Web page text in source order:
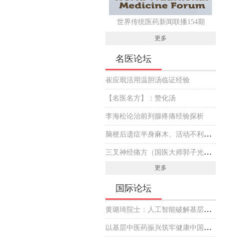
世界传统医药新闻联播154期
更多
名医论坛
崔应珉活用温胆汤临证经验
【名医名方】：赞化汤
李海松论治前列腺疼痛经验探析
脑梗后遗症半身麻木、活动不利伴头晕，国医大师专方黄芪虫藤饮的实战医案
三叉神经痛方（国医大师郭子光经验方）
更多
国际论坛
黄璐琦院士：人工智能破解基层中医药传承创新发展难题
以基层中医药振兴筑牢健康中国建设基石